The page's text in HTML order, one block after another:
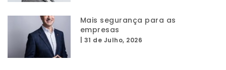
Mais segurança para as
empresas
31 de Julho, 2026